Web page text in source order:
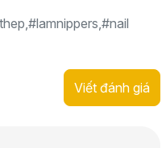
,#lamnippers,#nail
Viết đánh giá